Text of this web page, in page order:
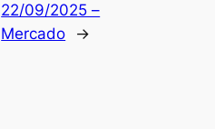
22/09/2025 –
Mercado
→